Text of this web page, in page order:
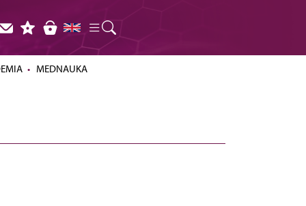
MEDNAUKA